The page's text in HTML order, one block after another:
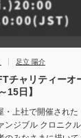
足立 陽介
チャリティーオ
15日】
・上社で開催され
ンジブル クロニク